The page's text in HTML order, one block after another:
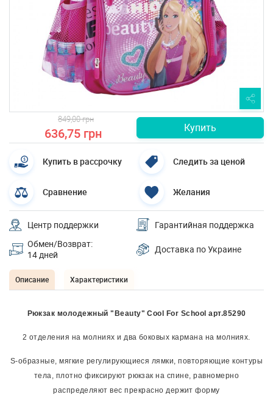
636,75 грн
849,00 грн
Купить
Купить в рассрочку Следить за ценой
Сравнение Желания
Центр поддержки
Гарантийная поддержка
Обмен/Возврат:
14 дней
Доставка по Украине
Описание Характеристики
Рюкзак молодежный "Beauty" Cool For School арт.85290
2 отделения на молниях и два боковых кармана на молниях.
S-образные, мягкие регулирующиеся лямки, повторяющие контуры
тела, плотно фиксируют рюкзак на спине, равномерно
распределяют вес прекрасно держит форму